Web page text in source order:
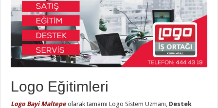
Logo Eğitimleri
Logo Bayi Maltepeolarak tamamı Logo Sistem Uzmanı, Destek